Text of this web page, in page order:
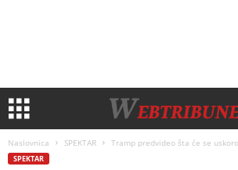
Naslovnica SPEKTAR Tramp predvideo šta će se
SPEKTAR